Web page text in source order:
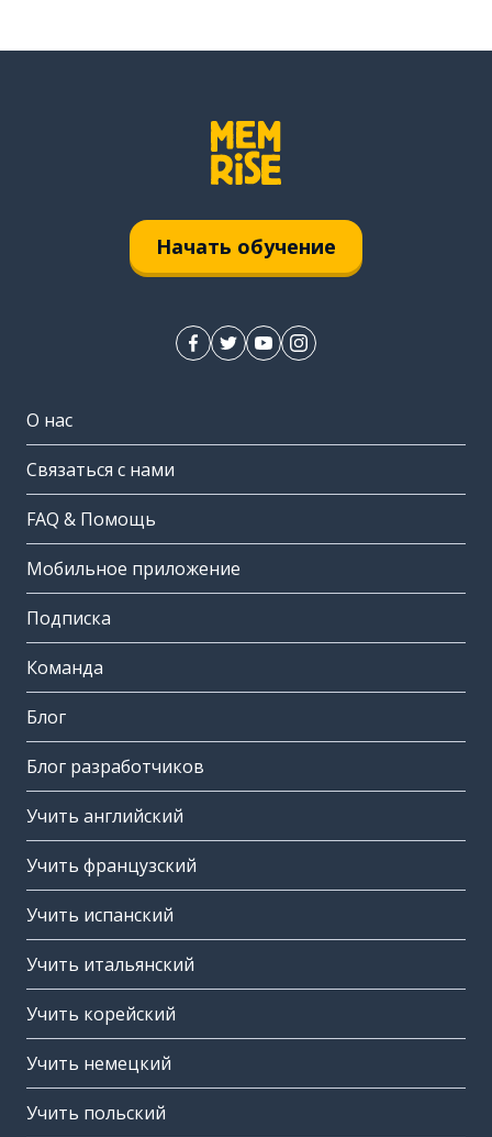
Начать обучение
О нас
Связаться с нами
FAQ & Помощь
Мобильное приложение
Подписка
Команда
Блог
Блог разработчиков
Учить английский
Учить французский
Учить испанский
Учить итальянский
Учить корейский
Учить немецкий
Учить польский